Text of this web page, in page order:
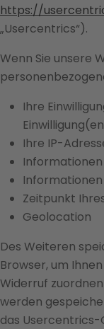
https://
„Usercentrics“).
Wenn Sie unsere
Ihre
Ihre IP-
Zeitpunkt
Geolocation
Des Weiteren
Browser, um
Widerruf
werden
das Usercentrics-